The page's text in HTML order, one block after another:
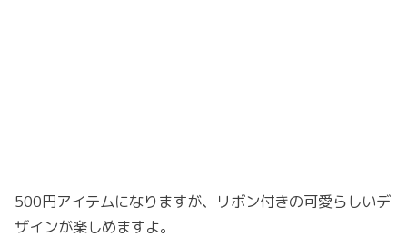
500円アイテムになりますが、リボン付きの可愛らしいデ
ザインが楽しめますよ。